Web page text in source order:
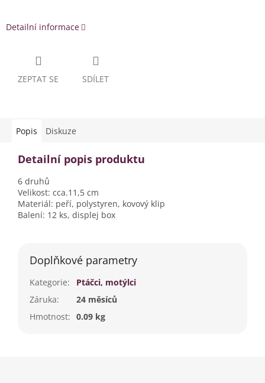
Detailní informace
ZEPTAT SE SDÍLET
Popis Diskuze
Detailní popis produktu
6 druhů
Velikost: cca.11,5 cm
Materiál: peří, polystyren, kovový klip
Balení: 12 ks, displej box
Doplňkové parametry
Kategorie:
Ptáčci, motýlci
Záruka:
24 měsíců
Hmotnost: 0.09 kg